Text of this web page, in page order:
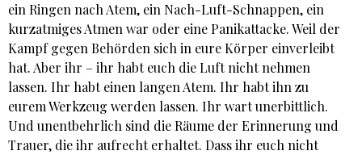
ein Ringen nach Atem, ein Nach-Luft-Schnappen, ein
kurzatmiges Atmen war oder eine Panikattacke. Weil der
Kampf gegen Behörden sich in eure Körper einverleibt
hat. Aber ihr – ihr habt euch die Luft nicht nehmen
lassen. Ihr habt einen langen Atem. Ihr habt ihn zu
eurem Werkzeug werden lassen. Ihr wart unerbittlich.
Und unentbehrlich sind die Räume der Erinnerung und
Trauer, die ihr aufrecht erhaltet. Dass ihr euch nicht